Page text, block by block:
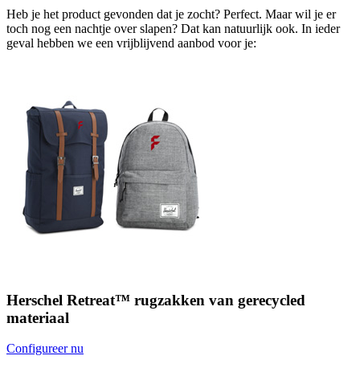
Heb je het product gevonden dat je zocht? Perfect. Maar wil je er
toch nog een nachtje over slapen? Dat kan natuurlijk ook. In ieder
geval hebben we een vrijblijvend aanbod voor je:
Herschel Retreat™ rugzakken van gerecycled
materiaal
Configureer nu